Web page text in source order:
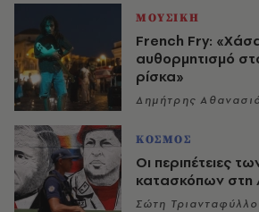
ΜΟΥΣΙΚΗ
French Fry:
αυθορμητισμό
ρίσκα»
Δημήτρης
ΚΟΣΜΟΣ
Οι περιπέτειες
κατασκόπων στη
Σώτη